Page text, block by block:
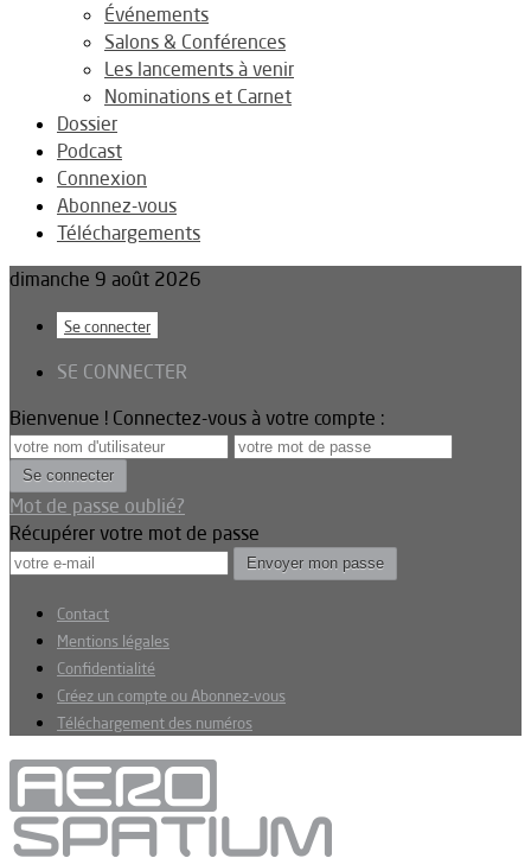
Événements
Salons & Conférences
Les lancements à venir
Nominations et Carnet
Dossier
Podcast
Connexion
Abonnez-vous
Téléchargements
dimanche 9 août 2026
Se connecter
SE CONNECTER
Bienvenue ! Connectez-vous à votre compte :
Mot de passe oublié?
Récupérer votre mot de passe
Contact
Mentions légales
Confidentialité
Créez un compte ou Abonnez-vous
Téléchargement des numéros